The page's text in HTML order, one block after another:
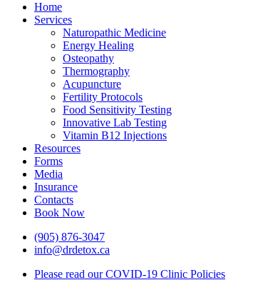
Home
Services
Naturopathic Medicine
Energy Healing
Osteopathy
Thermography
Acupuncture
Fertility Protocols
Food Sensitivity Testing
Innovative Lab Testing
Vitamin B12 Injections
Resources
Forms
Media
Insurance
Contacts
Book Now
(905) 876-3047
info@drdetox.ca
Please read our COVID-19 Clinic Policies